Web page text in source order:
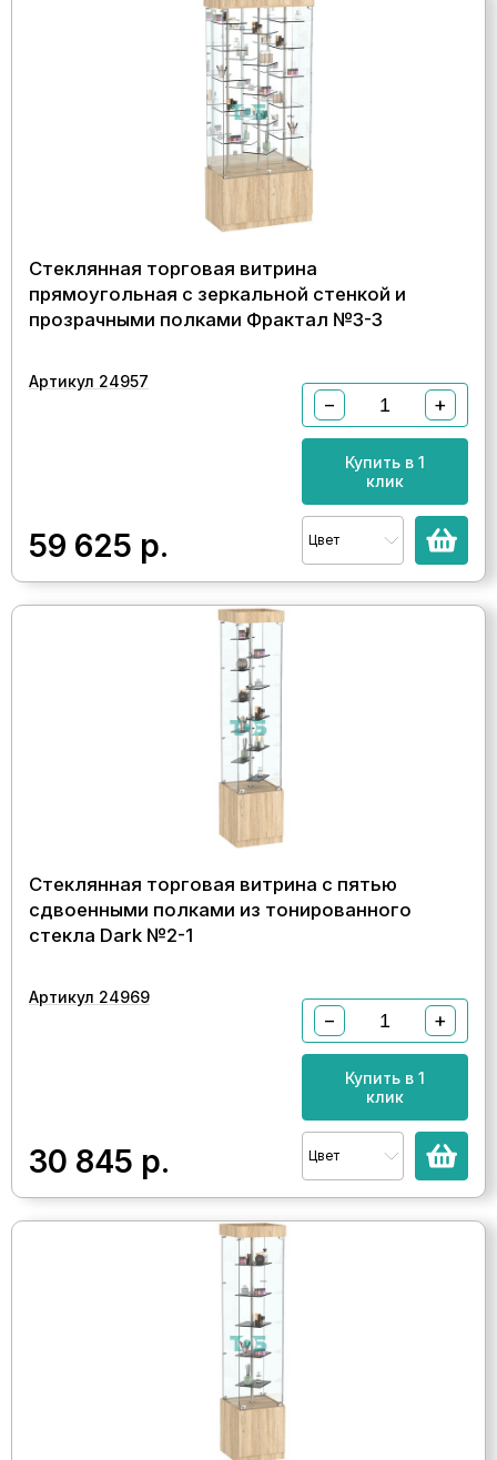
Стеклянная торговая витрина
прямоугольная с зеркальной стенкой и
прозрачными полками Фрактал №3-3
Артикул 24957
59 625 р.
− +
Купить в 1
клик
Цвет
Стеклянная торговая витрина с пятью
сдвоенными полками из тонированного
стекла Dark №2-1
Артикул 24969
30 845 р.
− +
Купить в 1
клик
Цвет